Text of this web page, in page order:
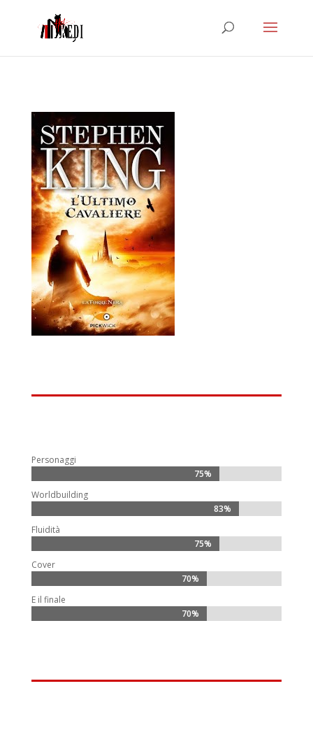
Personaggi
75%
75%
Worldbuilding
83%
83%
Fluidità
75%
75%
Cover
70%
70%
E il finale
70%
70%